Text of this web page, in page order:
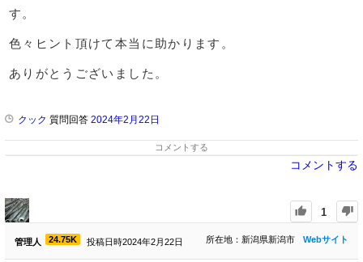
す。
色々ヒント頂けて本当に助かります。
ありがとうございました。
クック 質問回答 2024年2月22日
コメントする
コメントする
1
管理人 24.75K 投稿日時2024年2月22日 Webサイト
所在地：新潟県新潟市